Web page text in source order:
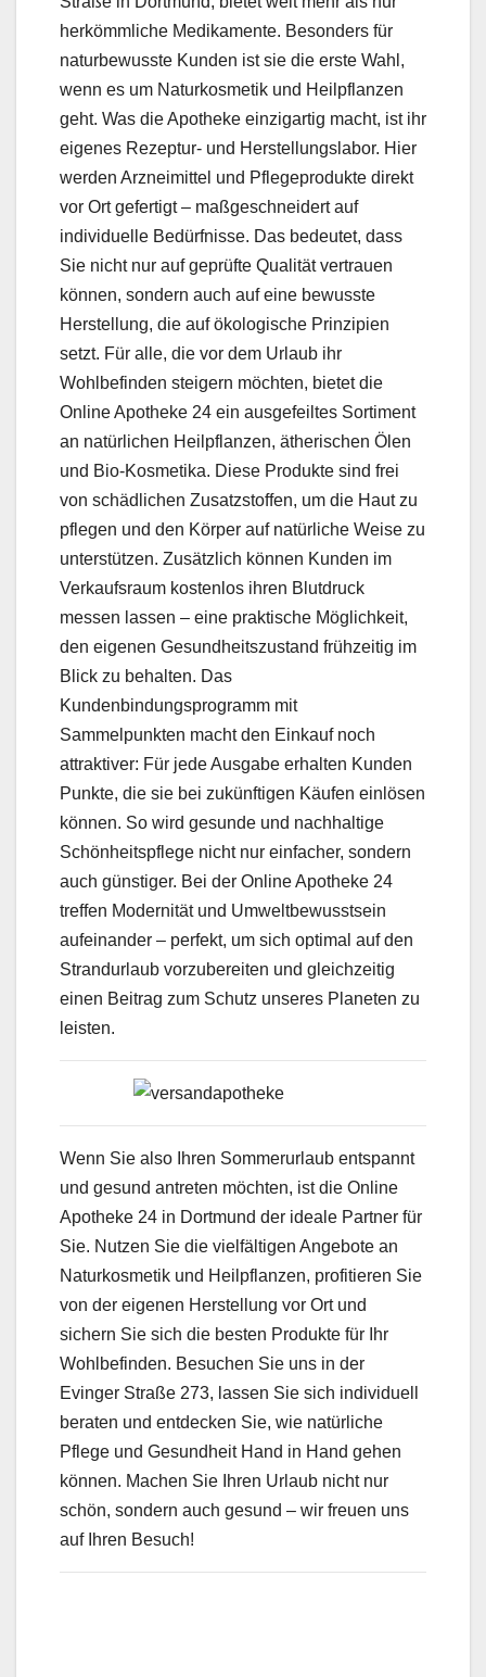
herkömmliche Medikamente. Besonders für
naturbewusste Kunden ist sie die erste Wahl,
wenn es um Naturkosmetik und Heilpflanzen
geht. Was die Apotheke einzigartig macht, ist ihr
eigenes Rezeptur- und Herstellungslabor. Hier
werden Arzneimittel und Pflegeprodukte direkt
vor Ort gefertigt – maßgeschneidert auf
individuelle Bedürfnisse. Das bedeutet, dass
Sie nicht nur auf geprüfte Qualität vertrauen
können, sondern auch auf eine bewusste
Herstellung, die auf ökologische Prinzipien
setzt. Für alle, die vor dem Urlaub ihr
Wohlbefinden steigern möchten, bietet die
Online Apotheke 24 ein ausgefeiltes Sortiment
an natürlichen Heilpflanzen, ätherischen Ölen
und Bio-Kosmetika. Diese Produkte sind frei
von schädlichen Zusatzstoffen, um die Haut zu
pflegen und den Körper auf natürliche Weise zu
unterstützen. Zusätzlich können Kunden im
Verkaufsraum kostenlos ihren Blutdruck
messen lassen – eine praktische Möglichkeit,
den eigenen Gesundheitszustand frühzeitig im
Blick zu behalten. Das
Kundenbindungsprogramm mit
Sammelpunkten macht den Einkauf noch
attraktiver: Für jede Ausgabe erhalten Kunden
Punkte, die sie bei zukünftigen Käufen einlösen
können. So wird gesunde und nachhaltige
Schönheitspflege nicht nur einfacher, sondern
auch günstiger. Bei der Online Apotheke 24
treffen Modernität und Umweltbewusstsein
aufeinander – perfekt, um sich optimal auf den
Strandurlaub vorzubereiten und gleichzeitig
einen Beitrag zum Schutz unseres Planeten zu
leisten.
Wenn Sie also Ihren Sommerurlaub entspannt
und gesund antreten möchten, ist die Online
Apotheke 24 in Dortmund der ideale Partner für
Sie. Nutzen Sie die vielfältigen Angebote an
Naturkosmetik und Heilpflanzen, profitieren Sie
von der eigenen Herstellung vor Ort und
sichern Sie sich die besten Produkte für Ihr
Wohlbefinden. Besuchen Sie uns in der
Evinger Straße 273, lassen Sie sich individuell
beraten und entdecken Sie, wie natürliche
Pflege und Gesundheit Hand in Hand gehen
können. Machen Sie Ihren Urlaub nicht nur
schön, sondern auch gesund – wir freuen uns
auf Ihren Besuch!